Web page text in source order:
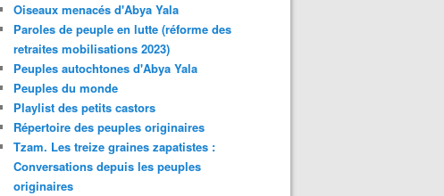
Oiseaux menacés d'Abya Yala
Paroles de peuple en lutte (réforme des
retraites mobilisations 2023)
Peuples autochtones d'Abya Yala
Peuples du monde
Playlist des petits castors
Répertoire des peuples originaires
Tzam. Les treize graines zapatistes :
Conversations depuis les peuples
originaires